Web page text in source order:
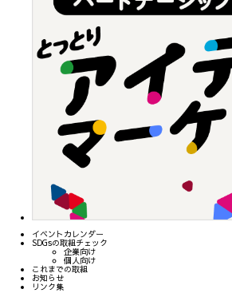
イベントカレンダー
SDGsの取組チェック
企業向け
個人向け
これまでの取組
お知らせ
リンク集